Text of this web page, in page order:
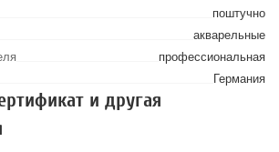
поштучно
акварельные
профессиональная
Германия
и другая